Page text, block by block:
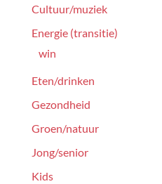
Cultuur/muziek
Energie (transitie)
win
Eten/drinken
Gezondheid
Groen/natuur
Jong/senior
Kids